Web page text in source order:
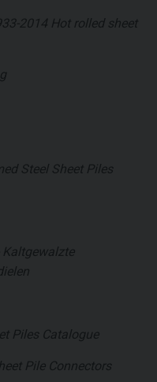
2014 Hot rolled sheet
Steel Sheet Piles
Kaltgewalzte
Piles Catalogue
Pile Connectors